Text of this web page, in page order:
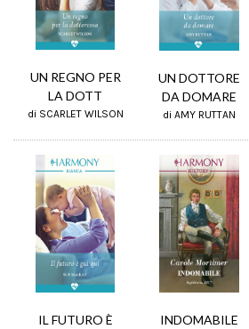
UN REGNO PER
LA DOTT
di SCARLET WILSON
UN DOTTORE
DA DOMARE
di AMY RUTTAN
IL FUTURO È
INDOMABILE